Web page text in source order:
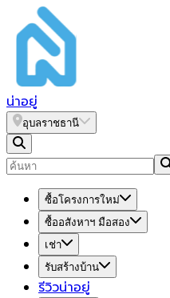
น่าอยู่
อุบลราชธานี
ซื้อโครงการใหม่
ซื้ออสังหาฯ มือสอง
เช่า
รับสร้างบ้าน
รีวิวน่าอยู่